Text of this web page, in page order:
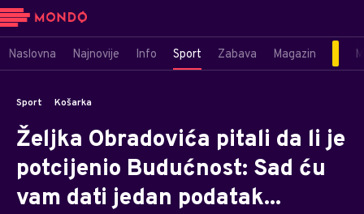
Naslovna Najnovije Info Sport Zabava Magazin
Sport Košarka
Željka Obradovića pitali da li je
potcijenio Budućnost: Sad ću
vam dati jedan podatak...